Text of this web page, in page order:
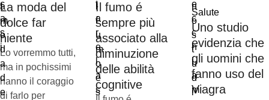
La moda del
dolce far
niente
Lo vorremmo tutti,
ma in pochissimi
hanno il coraggio
di farlo per
Il fumo é
sempre più
associato alla
diminuzione
delle abilità
cognitive
Salute
Uno studio
evidenzia che
gli uomini che
fanno uso del
Viagra